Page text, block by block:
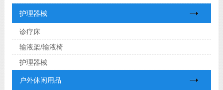
护理器械
诊疗床
输液架/输液椅
护理器械
户外休闲用品